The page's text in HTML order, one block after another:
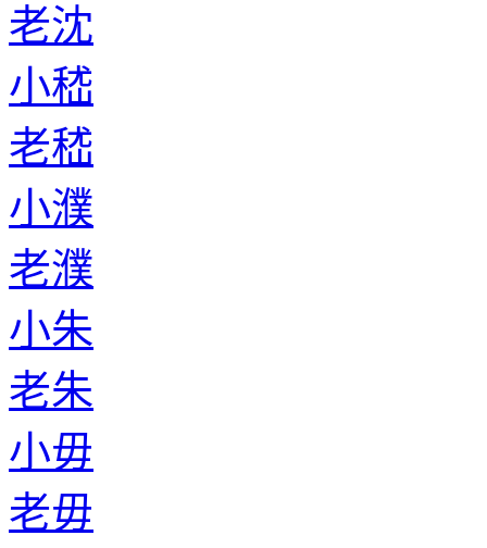
老沈
小嵇
老嵇
小濮
老濮
小朱
老朱
小毋
老毋